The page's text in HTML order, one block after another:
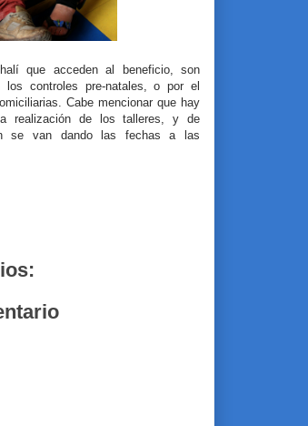
que acceden al beneficio, son
controles pre-natales, o por el
Cabe mencionar que hay
realización de los talleres, y de
se van dando las fechas a las